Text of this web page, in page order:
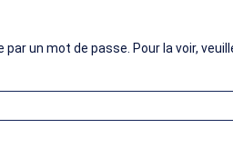
un mot de passe. Pour la voir,